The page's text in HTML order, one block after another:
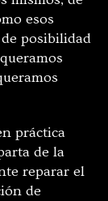
esos
posibilidad
práctica
de la
reparar el
de